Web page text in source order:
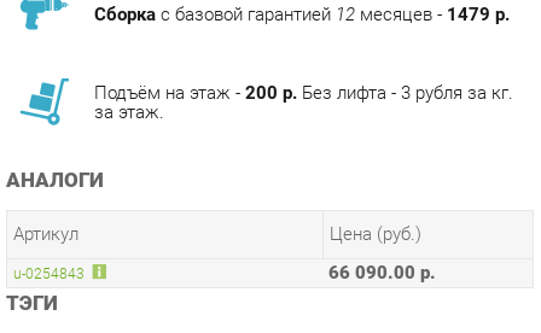
АНАЛОГИ
Артикул
u-0254843 66 090.00 р.
ТЭГИ
СПАЛЬНЯ ЛОФТ
КОЛЛЕКЦИИ